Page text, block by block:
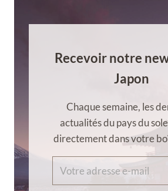
Recevoir notre
Japon
Chaque semaine, les
actualités du pays du
directement dans votre